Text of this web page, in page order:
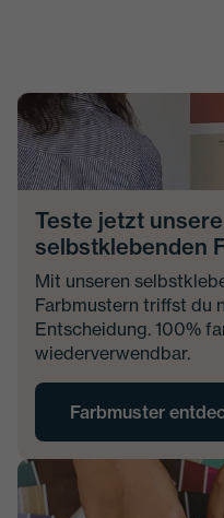
Teste jetzt
selbstklebenden
Mit unseren
Farbmustern triffst du
Entscheidung. 100%
wiederverwendbar.
Farbmuster